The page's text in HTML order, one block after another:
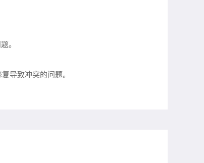
。
导致冲突的问题。